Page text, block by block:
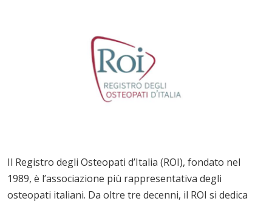
Il Registro degli Osteopati d’Italia (ROI), fondato nel
1989, è l’associazione più rappresentativa degli
osteopati italiani. Da oltre tre decenni, il ROI si dedica